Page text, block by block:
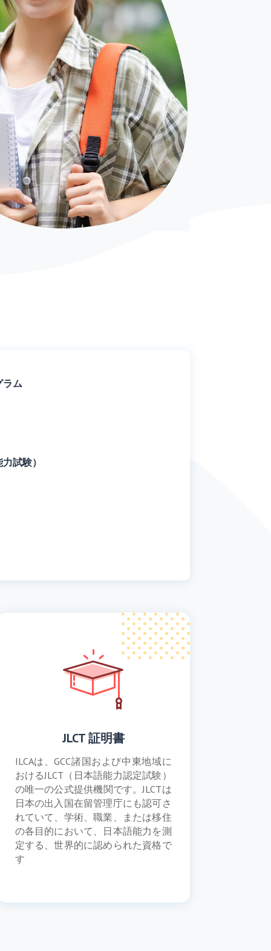
ラム
試験）
JLCT 証明書
ILCAは、GCC諸国および中東地域に
おけるJLCT（日本語能力認定試験）
の唯一の公式提供機関です。JLCTは
日本の出入国在留管理庁にも認可さ
れていて、学術、職業、または移住
の各目的において、日本語能力を測
定する、世界的に認められた資格で
す